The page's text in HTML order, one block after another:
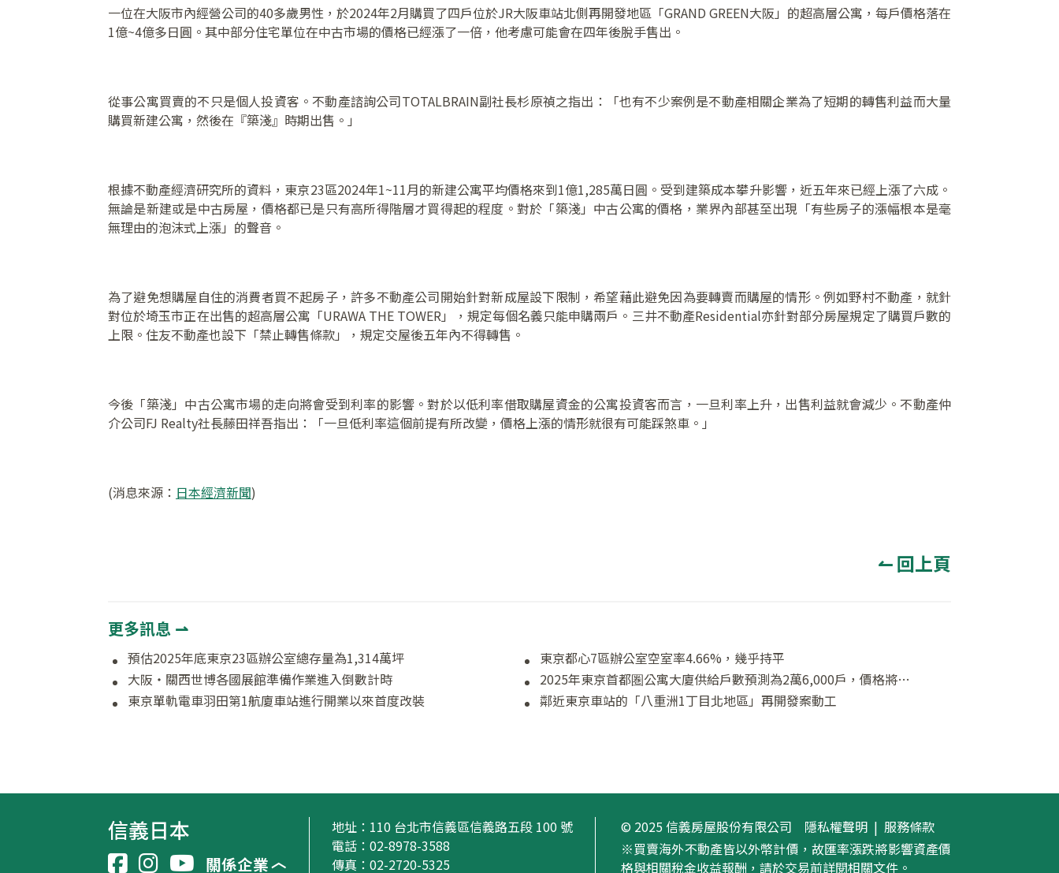
一位在大阪市內經營公司的40多歲男性，於2024年2月購買了四戶位於JR大阪車站北側再開發地區「GRAND GREEN大阪」的超高層公寓，每戶價格落在
1億~4億多日圓。其中部分住宅單位在中古市場的價格已經漲了一倍，他考慮可能會在四年後脫手售出。
從事公寓買賣的不只是個人投資客。不動產諮詢公司TOTALBRAIN副社長杉原禎之指出：「也有不少案例是不動產相關企業為了短期的轉售利益而大量
購買新建公寓，然後在『築淺』時期出售。」
根據不動產經濟研究所的資料，東京23區2024年1~11月的新建公寓平均價格來到1億1,285萬日圓。受到建築成本攀升影響，近五年來已經上漲了六成。
無論是新建或是中古房屋，價格都已是只有高所得階層才買得起的程度。對於「築淺」中古公寓的價格，業界內部甚至出現「有些房子的漲幅根本是毫
無理由的泡沫式上漲」的聲音。
為了避免想購屋自住的消費者買不起房子，許多不動產公司開始針對新成屋設下限制，希望藉此避免因為要轉賣而購屋的情形。例如野村不動產，就針
對位於埼玉市正在出售的超高層公寓「URAWA THE TOWER」，規定每個名義只能申購兩戶。三井不動產Residential亦針對部分房屋規定了購買戶數的
上限。住友不動產也設下「禁止轉售條款」，規定交屋後五年內不得轉售。
今後「築淺」中古公寓市場的走向將會受到利率的影響。對於以低利率借取購屋資金的公寓投資客而言，一旦利率上升，出售利益就會減少。不動產仲
介公司FJ Realty社長藤田祥吾指出：「一旦低利率這個前提有所改變，價格上漲的情形就很有可能踩煞車。」
(消息來源： 日本經濟新聞)
↼ 回上頁
更多訊息 ⇀
預估2025年底東京23區辦公室總存量為1,314萬坪
東京都心7區辦公室空室率4.66%，幾乎持平
大阪‧關西世博各國展館準備作業進入倒數計時
2025年東京首都圏公寓大廈供給戶數預測為2萬6,000戶，價格將會上漲
東京單軌電車羽田第1航廈車站進行開業以來首度改裝
鄰近東京車站的「八重洲1丁目北地區」再開發案動工
信義日本
關係企業
地址： 110 台北市信義區信義路五段 100 號
電話：02-8978-3588
傳真：02-2720-5325
© 2025 信義房屋股份有限公司 隱私權聲明 | 服務條款
※買賣海外不動產皆以外幣計價，故匯率漲跌將影響資產價
格與相關稅金收益報酬，請於交易前詳閱相關文件。